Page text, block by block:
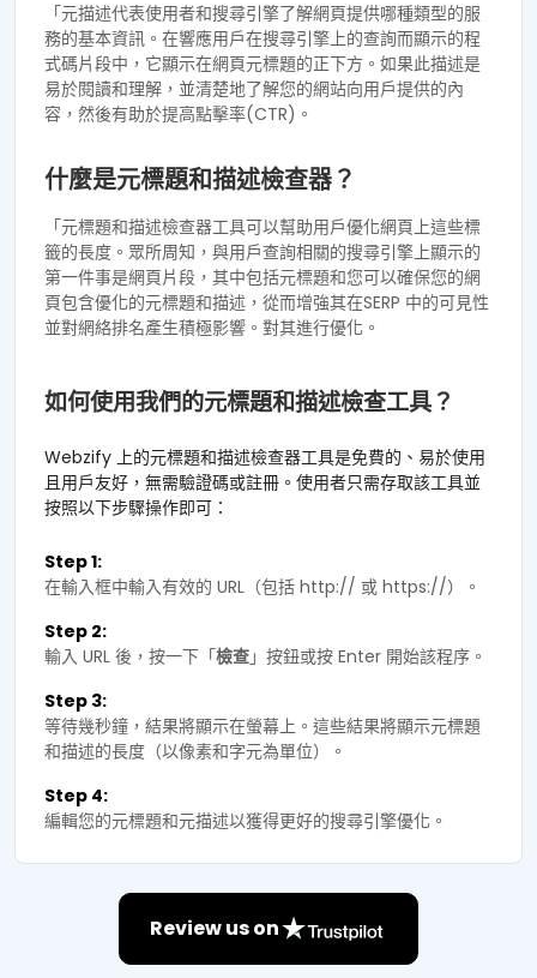
「元描述代表使用者和搜尋引擎了解網頁提供哪種類型的服
務的基本資訊。在響應用戶在搜尋引擎上的查詢而顯示的程
式碼片段中，它顯示在網頁元標題的正下方。如果此描述是
易於閱讀和理解，並清楚地了解您的網站向用戶提供的內
容，然後有助於提高點擊率(CTR)。
什麼是元標題和描述檢查器？
「元標題和描述檢查器工具可以幫助用戶優化網頁上這些標
籤的長度。眾所周知，與用戶查詢相關的搜尋引擎上顯示的
第一件事是網頁片段，其中包括元標題和您可以確保您的網
頁包含優化的元標題和描述，從而增強其在SERP 中的可見性
並對網絡排名產生積極影響。對其進行優化。
如何使用我們的元標題和描述檢查工具？
Webzify 上的元標題和描述檢查器工具是免費的、易於使用
且用戶友好，無需驗證碼或註冊。使用者只需存取該工具並
按照以下步驟操作即可：
Step 1:
在輸入框中輸入有效的 URL（包括 http:// 或 https://）。
Step 2:
輸入 URL 後，按一下「檢查 」按鈕或按 Enter 開始該程序。
Step 3:
等待幾秒鐘，結果將顯示在螢幕上。這些結果將顯示元標題
和描述的長度（以像素和字元為單位）。
Step 4:
編輯您的元標題和元描述以獲得更好的搜尋引擎優化。
Review us on